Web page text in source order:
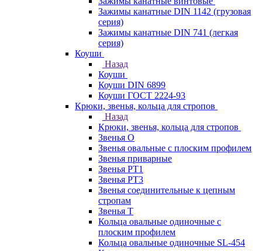
Зажимы канатные DIN 1142 (грузовая
серия)
Зажимы канатные DIN 741 (легкая
серия)
Коуши
Назад
Коуши
Коуши DIN 6899
Коуши ГОСТ 2224-93
Крюки, звенья, кольца для стропов
Назад
Крюки, звенья, кольца для стропов
Звенья О
Звенья овальные с плоским профилем
Звенья приварные
Звенья РТ1
Звенья РТ3
Звенья соединительные к цепным
стропам
Звенья Т
Кольца овальные одиночные c
плоским профилем
Кольца овальные одиночные SL-454